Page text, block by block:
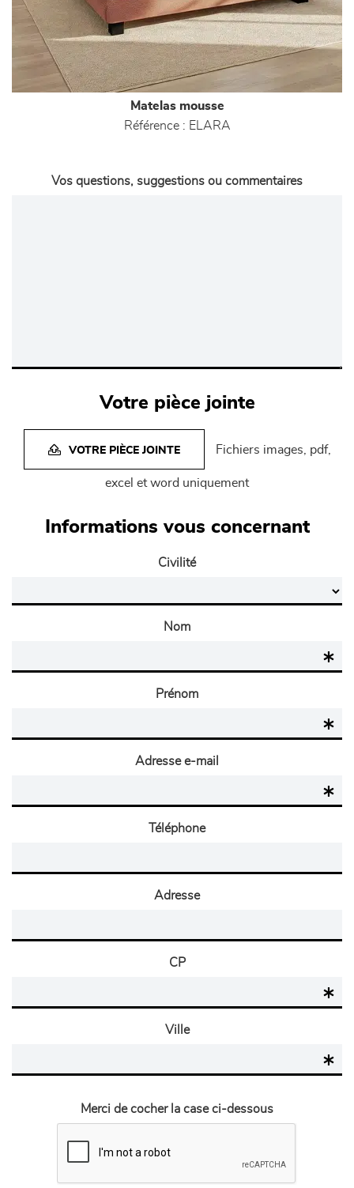
Matelas mousse
Référence : ELARA
Vos questions, suggestions ou commentaires
Votre pièce jointe
VOTRE PIÈCE JOINTE Fichiers images, pdf,
excel et word uniquement
Informations vous concernant
Civilité
Nom
Prénom
Adresse e-mail
Téléphone
Adresse
CP
Ville
Merci de cocher la case ci-dessous